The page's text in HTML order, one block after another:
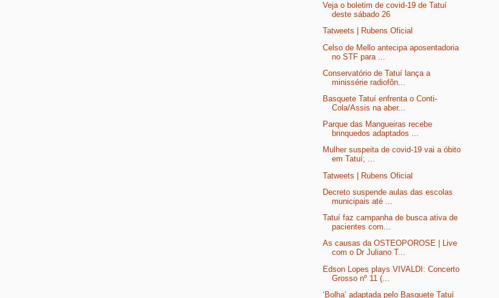
Veja o boletim de covid-19 de Tatuí
deste sábado 26
Tatweets | Rubens Oficial
Celso de Mello antecipa aposentadoria
no STF para ...
Conservatório de Tatuí lança a
minissérie radiofôn...
Basquete Tatuí enfrenta o Conti-
Cola/Assis na aber...
Parque das Mangueiras recebe
brinquedos adaptados ...
Mulher suspeita de covid-19 vai a óbito
em Tatuí; ...
Tatweets | Rubens Oficial
Decreto suspende aulas das escolas
municipais até ...
Tatuí faz campanha de busca ativa de
pacientes com...
As causas da OSTEOPOROSE | Live
com o Dr Juliano T...
Edson Lopes plays VIVALDI: Concerto
Grosso nº 11 (...
‘Bolha’ adaptada pelo Basquete Tatuí